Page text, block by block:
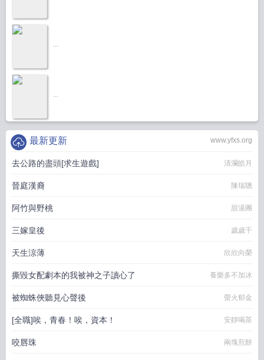
...
...
www.yfxs.org
最新更新
去公路的盡頭[求生遊戲] 清瀾皓月
晉庭漢裔 陳瑞聰
阿竹與野桃 甜湯團
三嫁皇後 歲歲千
天生涼薄 欣欣向榮
撕毀女配劇本的我被神之子讀心了 養樂多不加冰
被蜘蛛俠聽見心聲後 螢火郁金
[全職]唉，青春！唉，資本！ 安靜喝茶
咬唇珠 兩塊煎餅